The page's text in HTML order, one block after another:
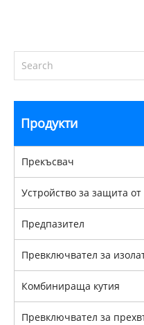
Продукти
Прекъсвач
Устройство за защита
Предпазител
Превключвател за
Комбинираща кутия
Превключвател за